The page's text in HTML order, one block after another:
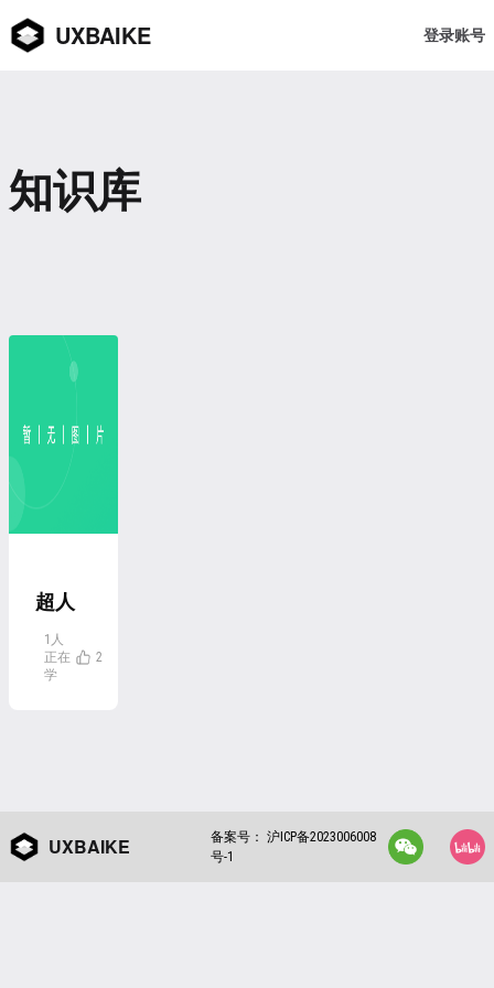
UXBAIKE 登录账号
知识库
超人
的电
话亭
1人
正在
学
2
UXBAIKE 备案号：沪ICP备2023006008
号-1